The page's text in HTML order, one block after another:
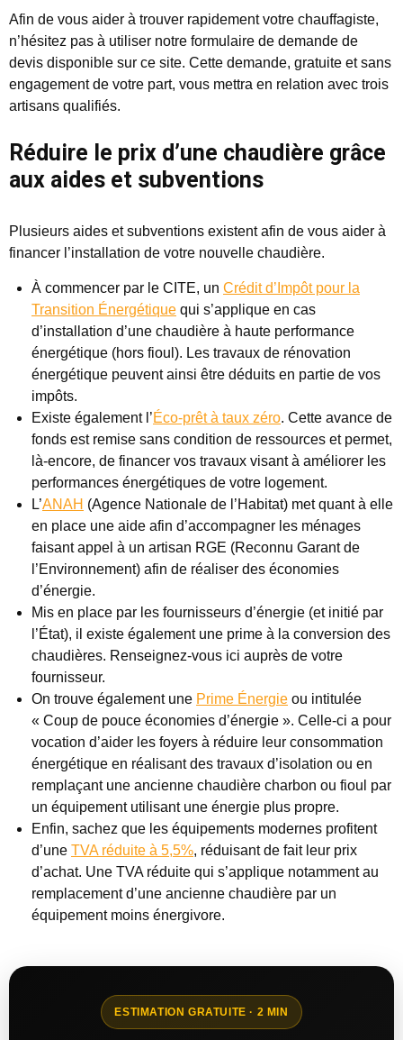
Afin de vous aider à trouver rapidement votre chauffagiste,
n’hésitez pas à utiliser notre formulaire de demande de
devis disponible sur ce site. Cette demande, gratuite et sans
engagement de votre part, vous mettra en relation avec trois
artisans qualifiés.
Réduire le prix d’une chaudière grâce
aux aides et subventions
Plusieurs aides et subventions existent afin de vous aider à
financer l’installation de votre nouvelle chaudière.
À commencer par le CITE, un Crédit d’Impôt pour la
Transition Énergétique qui s’applique en cas
d’installation d’une chaudière à haute performance
énergétique (hors fioul). Les travaux de rénovation
énergétique peuvent ainsi être déduits en partie de vos
impôts.
Existe également l’Éco-prêt à taux zéro. Cette avance de
fonds est remise sans condition de ressources et permet,
là-encore, de financer vos travaux visant à améliorer les
performances énergétiques de votre logement.
L’ANAH (Agence Nationale de l’Habitat) met quant à elle
en place une aide afin d’accompagner les ménages
faisant appel à un artisan RGE (Reconnu Garant de
l’Environnement) afin de réaliser des économies
d’énergie.
Mis en place par les fournisseurs d’énergie (et initié par
l’État), il existe également une prime à la conversion des
chaudières. Renseignez-vous ici auprès de votre
fournisseur.
On trouve également une Prime Énergie ou intitulée
« Coup de pouce économies d’énergie ». Celle-ci a pour
vocation d’aider les foyers à réduire leur consommation
énergétique en réalisant des travaux d’isolation ou en
remplaçant une ancienne chaudière charbon ou fioul par
un équipement utilisant une énergie plus propre.
Enfin, sachez que les équipements modernes profitent
d’une TVA réduite à 5,5%, réduisant de fait leur prix
d’achat. Une TVA réduite qui s’applique notamment au
remplacement d’une ancienne chaudière par un
équipement moins énergivore.
ESTIMATION GRATUITE · 2 MIN